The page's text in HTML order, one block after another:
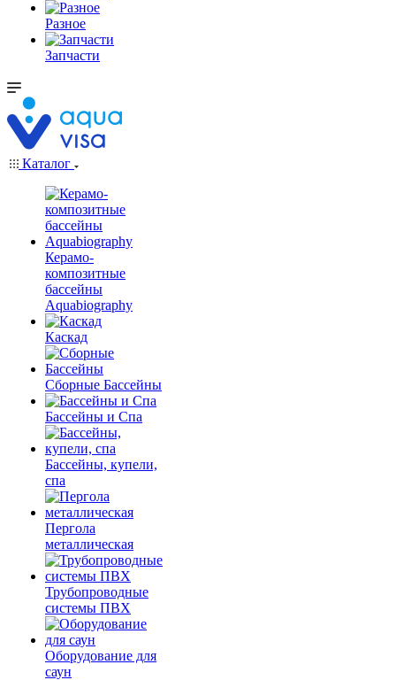
Разное
Запчасти
Каталог
Керамо-
композитные
бассейны
Aquabiography
Каскад
Сборные Бассейны
Бассейны и Спа
Бассейны, купели,
спа
Пергола
металлическая
Трубопроводные
системы ПВХ
Оборудование для
саун